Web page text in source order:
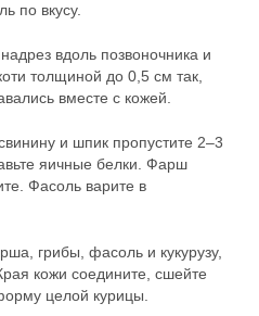
по вкусу.
вдоль позвоночника и
толщиной до 0,5 см так,
вместе с кожей.
и шпик пропустите 2–3
яичные белки. Фарш
Фасоль варите в
грибы, фасоль и кукурузу,
кожи соедините, сшейте
целой курицы.